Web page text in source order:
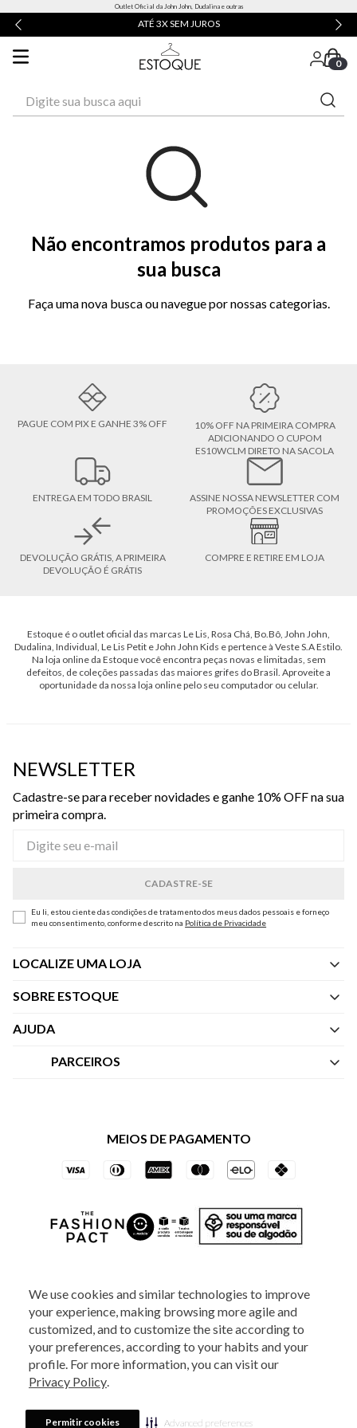
We use cookies and similar technologies to improve
your experience, making browsing more agile and
customized, and to customize the site according to
your preferences, according to your habits and your
profile. For more information, you can visit our
Privacy Policy.
Permitir cookies Advanced preferences
Outlet Oficial da John John, Dudalina e outras
ATÉ 3X SEM JUROS
0
Não encontramos produtos para a
sua busca
Faça uma nova busca ou navegue por nossas categorias.
PAGUE COM PIX E GANHE 3% OFF
10% OFF NA PRIMEIRA COMPRA
ADICIONANDO O CUPOM
ES10WCLM DIRETO NA SACOLA
ENTREGA EM TODO BRASIL
ASSINE NOSSA NEWSLETTER COM
PROMOÇÕES EXCLUSIVAS
DEVOLUÇÃO GRÁTIS, A PRIMEIRA
DEVOLUÇÃO É GRÁTIS
COMPRE E RETIRE EM LOJA
Estoque é o outlet oficial das marcas Le Lis, Rosa Chá, Bo.Bô, John John,
Dudalina, Individual, Le Lis Petit e John John Kids e pertence à Veste S.A Estilo.
Na loja online da Estoque você encontra peças novas e limitadas, sem
defeitos, de coleções passadas das maiores grifes do Brasil. Aproveite a
oportunidade da nossa loja online pelo seu computador ou celular.
NEWSLETTER
Cadastre-se para receber novidades e ganhe 10% OFF na sua
primeira compra.
Eu li, estou ciente das condições de tratamento dos meus dados pessoais e forneço
meu consentimento, conforme descrito na Política de Privacidade
LOCALIZE UMA LOJA
SOBRE ESTOQUE
Quem Somos
AJUDA
Central de Atendimento
Trocas e Devoluções
PARCEIROS
Vai de Visa
Azul Fidelidade
MEIOS DE PAGAMENTO
2025 - Veste S.A Estilo. Todos os direitos reservados - A loja Estoque reserva-
se no direito de corrigir ou alterar informações como: preços, promoções e
880 5520.Horário de Atendimento:
Sábados das 8h às 14h, exceto feriados. Veste S.A Estilo. Rua Othão, 405, Vila